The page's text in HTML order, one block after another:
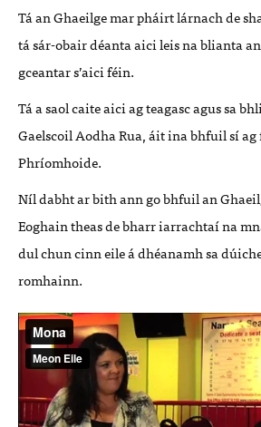
Tá an Ghaeilge mar pháirt lárnach de
tá sár-obair déanta aici leis na blianta
gceantar s’aici féin.
Tá a saol caite aici ag teagasc agus sa
Gaelscoil Aodha Rua, áit ina bhfuil sí
Phríomhoide.
Níl dabht ar bith ann go bhfuil an
Eoghain theas de bharr iarrachtaí na
dul chun cinn eile á dhéanamh sa
romhainn.